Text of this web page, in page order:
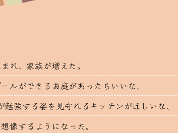
れ、家族が増えた。
ルができるお庭があったらいいな、
強する姿を見守れるキッチンがほしいな、
像するようになった。